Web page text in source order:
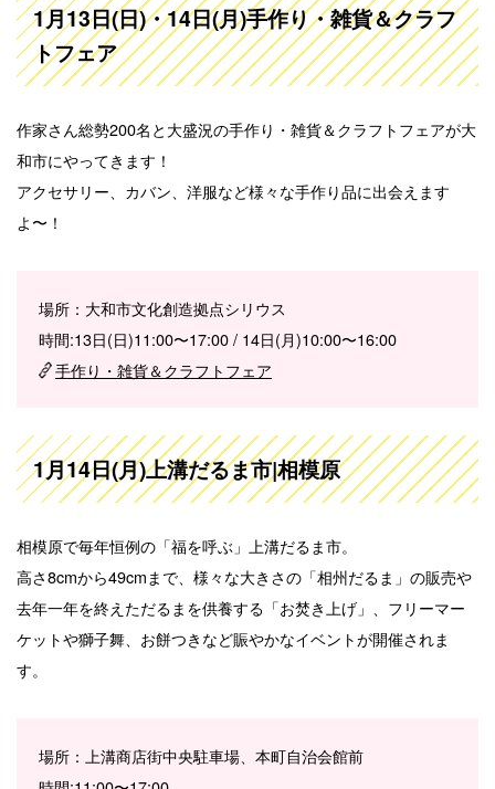
1月13日(日)・14日(月)手作り・雑貨＆クラフ
トフェア
作家さん総勢200名と大盛況の手作り・雑貨＆クラフトフェアが大
和市にやってきます！
アクセサリー、カバン、洋服など様々な手作り品に出会えます
よ〜！
場所：大和市文化創造拠点シリウス
時間:13日(日)11:00〜17:00 / 14日(月)10:00〜16:00
手作り・雑貨＆クラフトフェア
1月14日(月)上溝だるま市|相模原
相模原で毎年恒例の「福を呼ぶ」上溝だるま市。
高さ8cmから49cmまで、様々な大きさの「相州だるま」の販売や
去年一年を終えただるまを供養する「お焚き上げ」、フリーマー
ケットや獅子舞、お餅つきなど賑やかなイベントが開催されま
す。
場所：上溝商店街中央駐車場、本町自治会館前